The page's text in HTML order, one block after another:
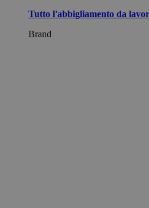
Tutto l'abbigliamento da
Brand